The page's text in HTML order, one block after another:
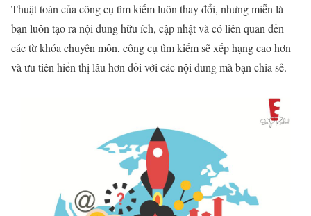
Thuật toán của công cụ tìm kiếm luôn thay đổi, nhưng miễn là
bạn luôn tạo ra nội dung hữu ích, cập nhật và có liên quan đến
các từ khóa chuyên môn, công cụ tìm kiếm sẽ xếp hạng cao hơn
và ưu tiên hiển thị lâu hơn đối với các nội dung mà bạn chia sẻ.